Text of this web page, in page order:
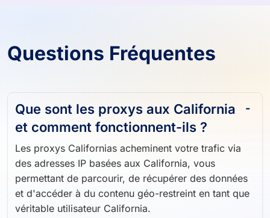
Questions Fréquentes
Que sont les proxys aux California
et comment fonctionnent-ils ?
Les proxys Californias acheminent votre trafic via
des adresses IP basées aux California, vous
permettant de parcourir, de récupérer des données
et d'accéder à du contenu géo-restreint en tant que
véritable utilisateur California.